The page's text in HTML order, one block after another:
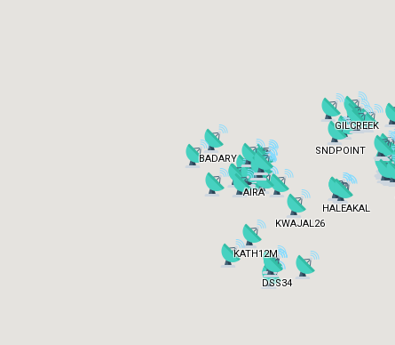
AIRA
BADARY
DSS34
GILCREEK
HALEAKAL
KATH12M
KWAJAL26
SNDPOINT